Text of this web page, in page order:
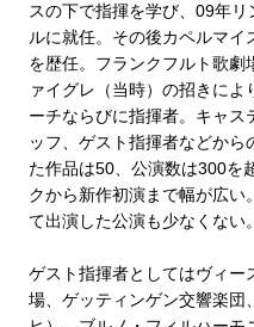
スの下で指揮を学び、09年
ルに就任。その後カペルマ
を歴任。フランクフルト歌
ァイグレ（当時）の招きに
ーチならびに指揮者。キャス
ッフ、ゲスト指揮者などから
た作品は50、公演数は300を
クから新作初演まで幅が広い
て出演した公演も少なくない。
ゲスト指揮者としてはヴィー
場、ゲッティンゲン交響楽団